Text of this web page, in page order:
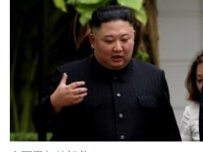
非洲
全球议题
人权·法律·宗教
科教·文娱·体健
军事
环境
国会报道
美中关系
美国建国250周年
VOA今日焦点
中文广播